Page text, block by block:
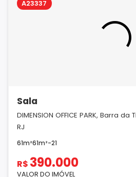
A23337
Sala
DIMENSION OFFICE PARK, Barra
RJ
61m²61m²-21
R$ 390.000
VALOR DO IMÓVEL